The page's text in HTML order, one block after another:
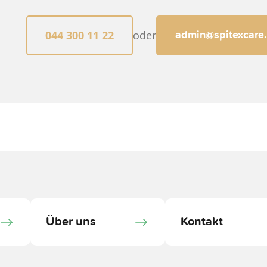
044 300 11 22 oder
Über uns Kontakt